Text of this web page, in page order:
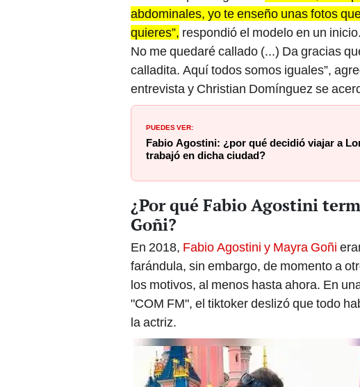
abdominales, yo te enseño unas fotos
quieres”, respondió el modelo en un
No me quedaré callado (...) Da gracias
calladita. Aquí todos somos iguales”,
entrevista y Christian Domínguez se
PUEDES VER:
Fabio Agostini: ¿por qué decidió viajar a
trabajó en dicha ciudad?
¿Por qué Fabio Agostini
Goñi?
En 2018, Fabio Agostini y Mayra Goñi
farándula, sin embargo, de momento a
los motivos, al menos hasta ahora. En
"COM FM", el tiktoker deslizó que todo
la actriz.